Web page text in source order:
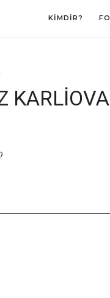
KIMDIR?